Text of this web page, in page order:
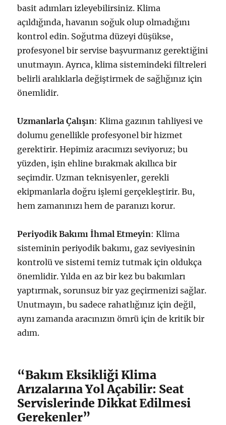
basit adımları izleyebilirsiniz. Klima
açıldığında, havanın soğuk olup olmadığını
kontrol edin. Soğutma düzeyi düşükse,
profesyonel bir servise başvurmanız gerektiğini
unutmayın. Ayrıca, klima sistemindeki filtreleri
belirli aralıklarla değiştirmek de sağlığınız için
önemlidir.
Uzmanlarla Çalışın: Klima gazının tahliyesi ve
dolumu genellikle profesyonel bir hizmet
gerektirir. Hepimiz aracımızı seviyoruz; bu
yüzden, işin ehline bırakmak akıllıca bir
seçimdir. Uzman teknisyenler, gerekli
ekipmanlarla doğru işlemi gerçekleştirir. Bu,
hem zamanınızı hem de paranızı korur.
Periyodik Bakımı İhmal Etmeyin: Klima
sisteminin periyodik bakımı, gaz seviyesinin
kontrolü ve sistemi temiz tutmak için oldukça
önemlidir. Yılda en az bir kez bu bakımları
yaptırmak, sorunsuz bir yaz geçirmenizi sağlar.
Unutmayın, bu sadece rahatlığınız için değil,
aynı zamanda aracınızın ömrü için de kritik bir
adım.
“Bakım Eksikliği Klima
Arızalarına Yol Açabilir: Seat
Servislerinde Dikkat Edilmesi
Gerekenler”